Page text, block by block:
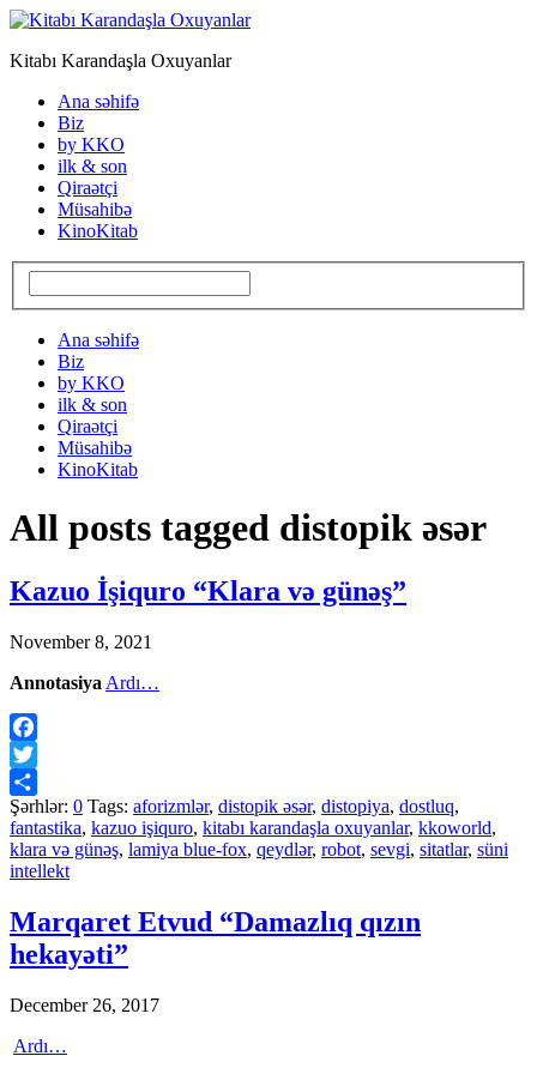
Kitabı Karandaşla Oxuyanlar
Ana səhifə
Biz
by KKO
ilk & son
Qiraətçi
Müsahibə
KinoKitab
Ana səhifə
Biz
by KKO
ilk & son
Qiraətçi
Müsahibə
KinoKitab
All posts tagged distopik əsər
Kazuo İşiquro “Klara və günəş”
November 8, 2021
Annotasiya Ardı…
Facebook
Twitter
Share
Şərhlər: 0 Tags: aforizmlər, distopik əsər, distopiya, dostluq,
fantastika, kazuo işiquro, kitabı karandaşla oxuyanlar, kkoworld,
klara və günəş, lamiya blue-fox, qeydlər, robot, sevgi, sitatlar, süni
intellekt
Marqaret Etvud “Damazlıq qızın
hekayəti”
December 26, 2017
Ardı…